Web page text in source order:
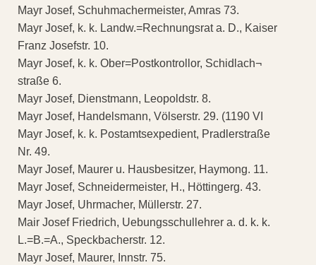
Mayr Josef, Schuhmachermeister, Amras 73.
Mayr Josef, k. k. Landw.=Rechnungsrat a. D., Kaiser
Franz Josefstr. 10.
Mayr Josef, k. k. Ober=Postkontrollor, Schidlach¬
straße 6.
Mayr Josef, Dienstmann, Leopoldstr. 8.
Mayr Josef, Handelsmann, Völserstr. 29. (1190 VI
Mayr Josef, k. k. Postamtsexpedient, Pradlerstraße
Nr. 49.
Mayr Josef, Maurer u. Hausbesitzer, Haymong. 11.
Mayr Josef, Schneidermeister, H., Höttingerg. 43.
Mayr Josef, Uhrmacher, Müllerstr. 27.
Mair Josef Friedrich, Uebungsschullehrer a. d. k. k.
L.=B.=A., Speckbacherstr. 12.
Mayr Josef, Maurer, Innstr. 75.